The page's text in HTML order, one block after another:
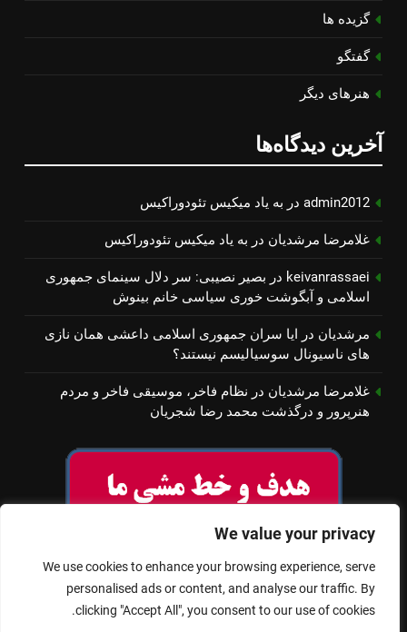
We value your privacy
We use cookies to enhance your browsing experience, serve
personalised ads or content, and analyse our traffic. By
clicking "Accept All", you consent to our use of cookies.
گزیده ها
گفتگو
هنرهای دیگر
آخرین دیدگاه‌ها
admin2012 در به یاد میكیس تئودوراكیس
غلامرضا مرشدیان در به یاد میكیس تئودوراكیس
keivanrassaei در بصیر نصیبی: سر دلال سینمای جمهوری
اسلامی و آبگوشت خوری سیاسی خانم بینوش
مرشدیان در ایا سران جمهوری اسلامی داعشی همان نازی
های ناسیونال سوسیالیسم نیستند؟
غلامرضا مرشدیان در نظام فاخر، موسیقی فاخر و مردم
هنرپرور و درگذشت محمد رضا شجریان